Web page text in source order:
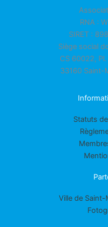
RNA :
SIRET :
Siège social
CS 60022,
33160 Saint-
Statuts
Ville de